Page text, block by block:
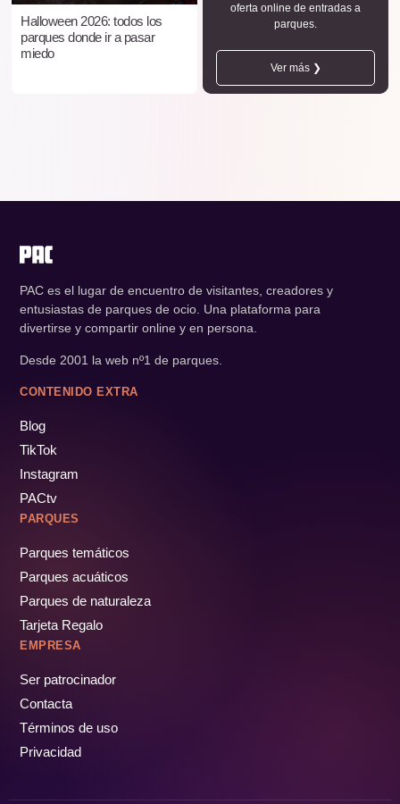
Halloween 2026: todos los
parques donde ir a pasar
miedo
oferta online de entradas a
parques.
Ver más ❯
PAC es el lugar de encuentro de visitantes, creadores y
entusiastas de parques de ocio. Una plataforma para
divertirse y compartir online y en persona.
Desde 2001 la web nº1 de parques.
CONTENIDO EXTRA
Blog
TikTok
Instagram
PACtv
PARQUES
Parques temáticos
Parques acuáticos
Parques de naturaleza
Tarjeta Regalo
EMPRESA
Ser patrocinador
Contacta
Términos de uso
Privacidad